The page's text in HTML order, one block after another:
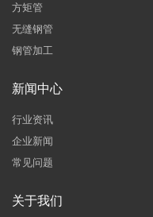
方矩管
无缝钢管
钢管加工
新闻中心
行业资讯
企业新闻
常见问题
关于我们